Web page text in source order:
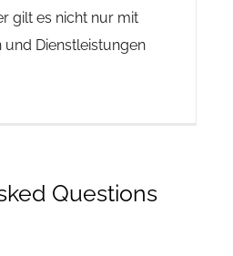
gilt es nicht nur mit
und Dienstleistungen
Questions